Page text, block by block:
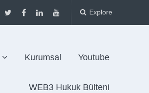
Explore
Kurumsal Youtube
WEB3 Hukuk Bülteni